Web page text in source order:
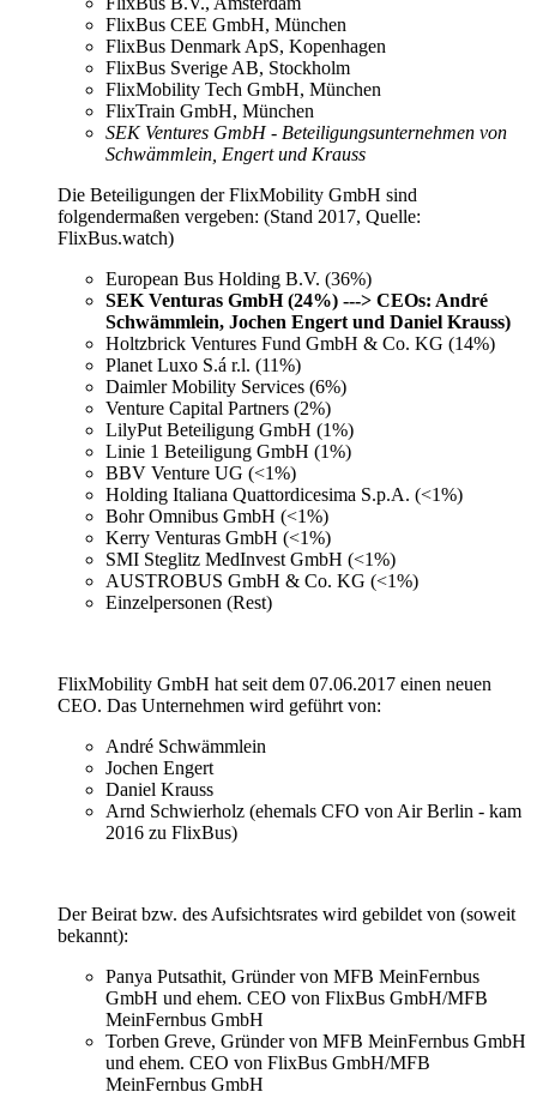
FlixBus CEE GmbH, München
FlixBus Denmark ApS, Kopenhagen
FlixBus Sverige AB, Stockholm
FlixMobility Tech GmbH, München
FlixTrain GmbH, München
SEK Ventures GmbH - Beteiligungsunternehmen von
Schwämmlein, Engert und Krauss
Die Beteiligungen der FlixMobility GmbH sind
folgendermaßen vergeben: (Stand 2017, Quelle:
FlixBus.watch)
European Bus Holding B.V. (36%)
SEK Venturas GmbH (24%) ---> CEOs: André
Schwämmlein, Jochen Engert und Daniel Krauss)
Holtzbrick Ventures Fund GmbH & Co. KG (14%)
Planet Luxo S.á r.l. (11%)
Daimler Mobility Services (6%)
Venture Capital Partners (2%)
LilyPut Beteiligung GmbH (1%)
Linie 1 Beteiligung GmbH (1%)
BBV Venture UG (<1%)
Holding Italiana Quattordicesima S.p.A. (<1%)
Bohr Omnibus GmbH (<1%)
Kerry Venturas GmbH (<1%)
SMI Steglitz MedInvest GmbH (<1%)
AUSTROBUS GmbH & Co. KG (<1%)
Einzelpersonen (Rest)
FlixMobility GmbH hat seit dem 07.06.2017 einen neuen
CEO. Das Unternehmen wird geführt von:
André Schwämmlein
Jochen Engert
Daniel Krauss
Arnd Schwierholz (ehemals CFO von Air Berlin - kam
2016 zu FlixBus)
Der Beirat bzw. des Aufsichtsrates wird gebildet von (soweit
bekannt):
Panya Putsathit, Gründer von MFB MeinFernbus
GmbH und ehem. CEO von FlixBus GmbH/MFB
MeinFernbus GmbH
Torben Greve, Gründer von MFB MeinFernbus GmbH
und ehem. CEO von FlixBus GmbH/MFB
MeinFernbus GmbH